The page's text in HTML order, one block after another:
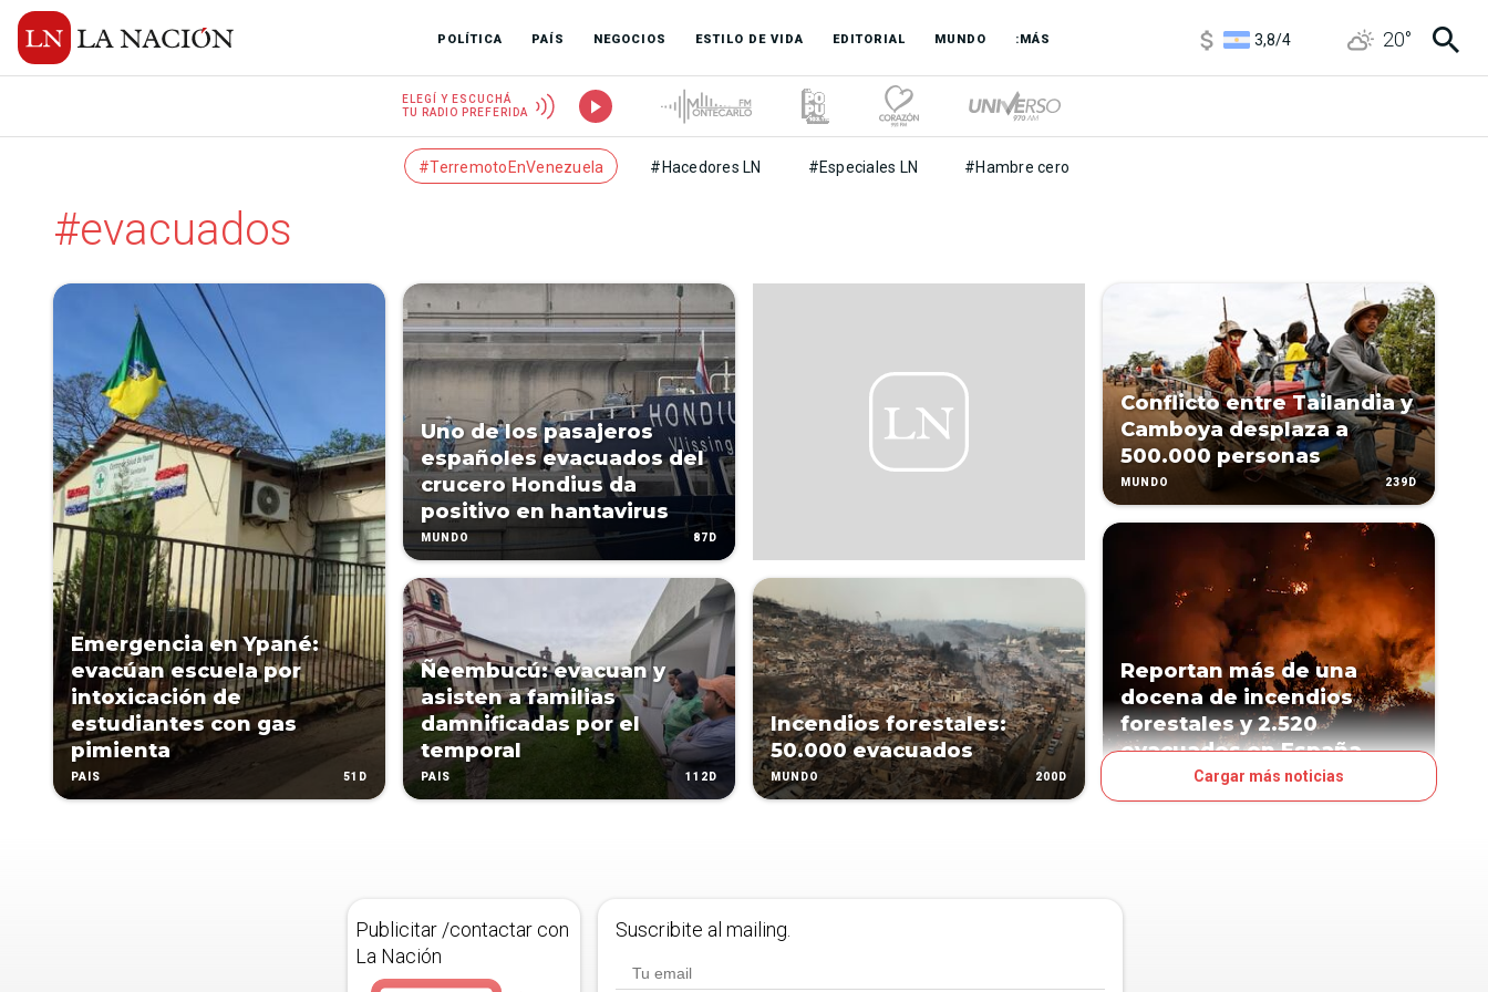
POLÍTICA PAÍS NEGOCIOS ESTILO DE VIDA EDITORIAL MUNDO :MÁS
3,8/4
20°
ELEGÍ Y ESCUCHÁ
TU RADIO PREFERIDA
#TerremotoEnVenezuela #Hacedores LN #Especiales LN #Hambre cero
#evacuados
Emergencia en Ypané:
evacúan escuela por
intoxicación de
estudiantes con gas
pimienta
PAÍS 51D
Uno de los pasajeros
españoles evacuados del
crucero Hondius da
positivo en hantavirus
MUNDO 87D
Ñeembucú: evacuan y
asisten a familias
damnificadas por el
temporal
PAÍS 112D
Incendios forestales:
50.000 evacuados
MUNDO 200D
Conflicto entre Tailandia y
Camboya desplaza a
500.000 personas
MUNDO 239D
Reportan más de una
docena de incendios
forestales y 2.520
evacuados en España
Cargar más noticias
Publicitar /contactar con
La Nación
Suscribite al mailing.